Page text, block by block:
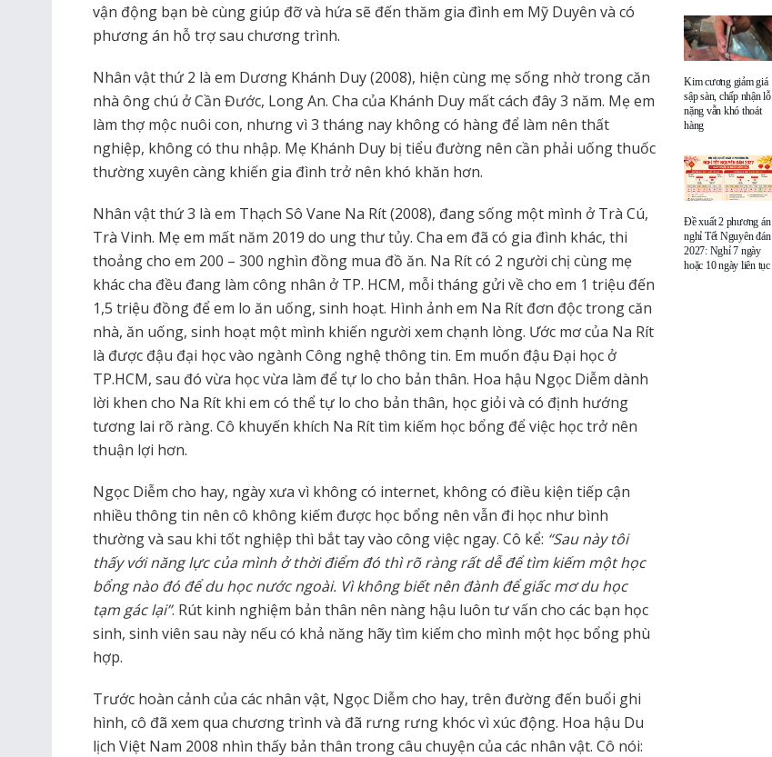
vận động bạn bè cùng giúp đỡ và hứa sẽ đến thăm gia đình em Mỹ Duyên và có
phương án hỗ trợ sau chương trình.
Nhân vật thứ 2 là em Dương Khánh Duy (2008), hiện cùng mẹ sống nhờ trong căn
nhà ông chú ở Cần Đước, Long An. Cha của Khánh Duy mất cách đây 3 năm. Mẹ em
làm thợ mộc nuôi con, nhưng vì 3 tháng nay không có hàng để làm nên thất
nghiệp, không có thu nhập. Mẹ Khánh Duy bị tiểu đường nên cần phải uống thuốc
thường xuyên càng khiến gia đình trở nên khó khăn hơn.
Nhân vật thứ 3 là em Thạch Sô Vane Na Rít (2008), đang sống một mình ở Trà Cú,
Trà Vinh. Mẹ em mất năm 2019 do ung thư tủy. Cha em đã có gia đình khác, thi
thoảng cho em 200 – 300 nghìn đồng mua đồ ăn. Na Rít có 2 người chị cùng mẹ
khác cha đều đang làm công nhân ở TP. HCM, mỗi tháng gửi về cho em 1 triệu đến
1,5 triệu đồng để em lo ăn uống, sinh hoạt. Hình ảnh em Na Rít đơn độc trong căn
nhà, ăn uống, sinh hoạt một mình khiến người xem chạnh lòng. Ước mơ của Na Rít
là được đậu đại học vào ngành Công nghệ thông tin. Em muốn đậu Đại học ở
TP.HCM, sau đó vừa học vừa làm để tự lo cho bản thân. Hoa hậu Ngọc Diễm dành
lời khen cho Na Rít khi em có thể tự lo cho bản thân, học giỏi và có định hướng
tương lai rõ ràng. Cô khuyến khích Na Rít tìm kiếm học bổng để việc học trở nên
thuận lợi hơn.
Ngọc Diễm cho hay, ngày xưa vì không có internet, không có điều kiện tiếp cận
nhiều thông tin nên cô không kiếm được học bổng nên vẫn đi học như bình
thường và sau khi tốt nghiệp thì bắt tay vào công việc ngay. Cô kể: “Sau này tôi
thấy với năng lực của mình ở thời điểm đó thì rõ ràng rất dễ để tìm kiếm một học
bổng nào đó để du học nước ngoài. Vì không biết nên đành để giấc mơ du học
tạm gác lại”. Rút kinh nghiệm bản thân nên nàng hậu luôn tư vấn cho các bạn học
sinh, sinh viên sau này nếu có khả năng hãy tìm kiếm cho mình một học bổng phù
hợp.
Trước hoàn cảnh của các nhân vật, Ngọc Diễm cho hay, trên đường đến buổi ghi
hình, cô đã xem qua chương trình và đã rưng rưng khóc vì xúc động. Hoa hậu Du
lịch Việt Nam 2008 nhìn thấy bản thân trong câu chuyện của các nhân vật. Cô nói:
Kim cương giảm giá
sập sàn, chấp nhận lỗ
nặng vẫn khó thoát
hàng
Đề xuất 2 phương án
nghỉ Tết Nguyên đán
2027: Nghỉ 7 ngày
hoặc 10 ngày liên tục